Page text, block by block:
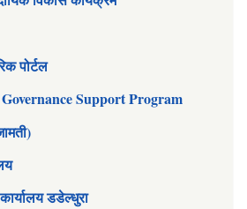
पोर्टल
Support Program
डडेल्धुरा